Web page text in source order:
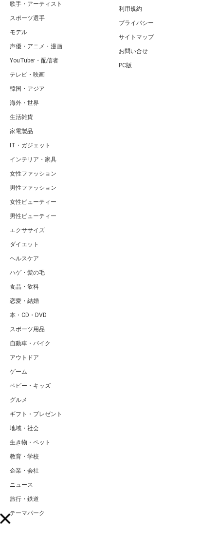
歌手・アーティスト
スポーツ選手
モデル
声優・アニメ・漫画
YouTuber・配信者
テレビ・映画
韓国・アジア
海外・世界
生活雑貨
家電製品
IT・ガジェット
インテリア・家具
女性ファッション
男性ファッション
女性ビューティー
男性ビューティー
エクササイズ
ダイエット
ヘルスケア
ハゲ・髪の毛
食品・飲料
恋愛・結婚
本・CD・DVD
スポーツ用品
自動車・バイク
アウトドア
ゲーム
ベビー・キッズ
グルメ
ギフト・プレゼント
地域・社会
生き物・ペット
教育・学校
企業・会社
ニュース
旅行・鉄道
テーマパーク
利用規約
プライバシー
サイトマップ
お問い合せ
PC版